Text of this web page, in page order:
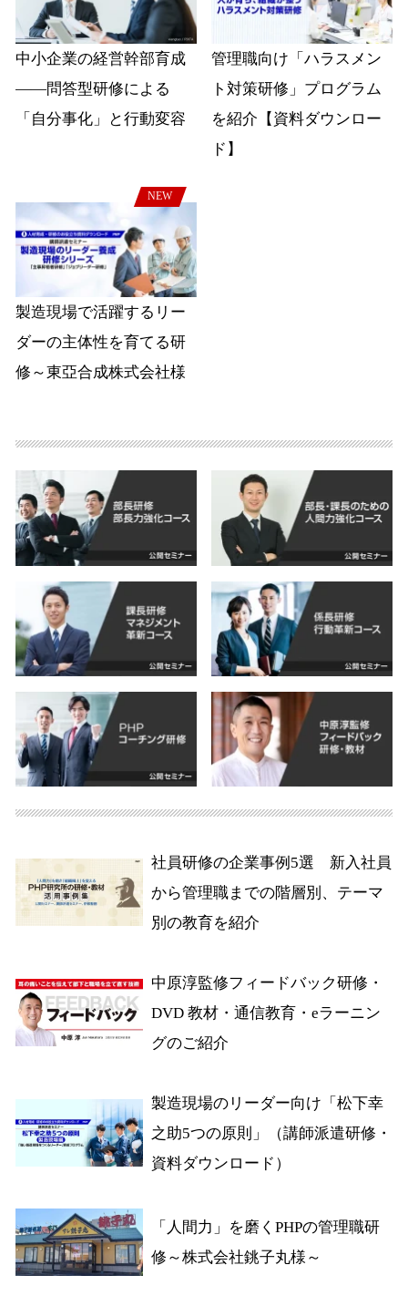
中小企業の経営幹部育成
――問答型研修による
「自分事化」と行動変容
管理職向け「ハラスメン
ト対策研修」プログラム
を紹介【資料ダウンロー
ド】
NEW
製造現場で活躍するリー
ダーの主体性を育てる研
修～東亞合成株式会社様
社員研修の企業事例5選 新入社員
から管理職までの階層別、テーマ
別の教育を紹介
中原淳監修フィードバック研修・
DVD 教材・通信教育・eラーニン
グのご紹介
製造現場のリーダー向け「松下幸
之助5つの原則」（講師派遣研修・
資料ダウンロード）
「人間力」を磨くPHPの管理職研
修～株式会社銚子丸様～